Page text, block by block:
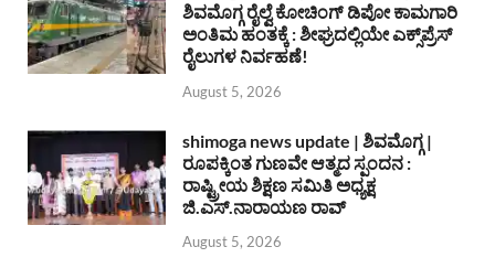
ಶಿವಮೊಗ್ಗ ರೈಲ್ವೆ ಕೋಚಿಂಗ್ ಡಿಪೋ ಕಾಮಗಾರಿ
ಅಂತಿಮ ಹಂತಕ್ಕೆ : ಶೀಘ್ರದಲ್ಲಿಯೇ ಎಕ್ಸ್‌ಪ್ರೆಸ್
ರೈಲುಗಳ ನಿರ್ವಹಣೆ!
August 5, 2026
shimoga news update | ಶಿವಮೊಗ್ಗ |
ರೂಪಕ್ಕಿಂತ ಗುಣವೇ ಆತ್ಮದ ಸ್ಪಂದನ :
ರಾಷ್ಟ್ರೀಯ ಶಿಕ್ಷಣ ಸಮಿತಿ ಅಧ್ಯಕ್ಷ
ಜಿ.ಎಸ್.ನಾರಾಯಣ ರಾವ್
August 5, 2026